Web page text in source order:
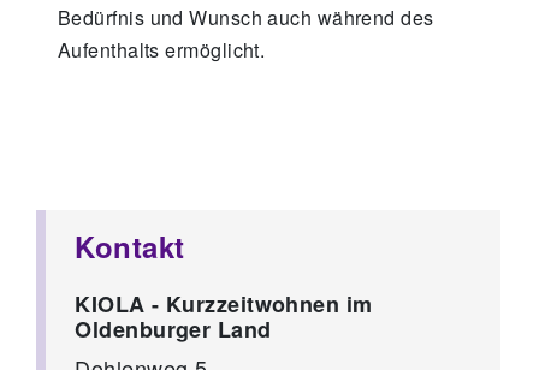
Kontakt
KIOLA - Kurzzeitwohnen im
Oldenburger Land
Bedürfnis und Wunsch auch während des
Aufenthalts ermöglicht.